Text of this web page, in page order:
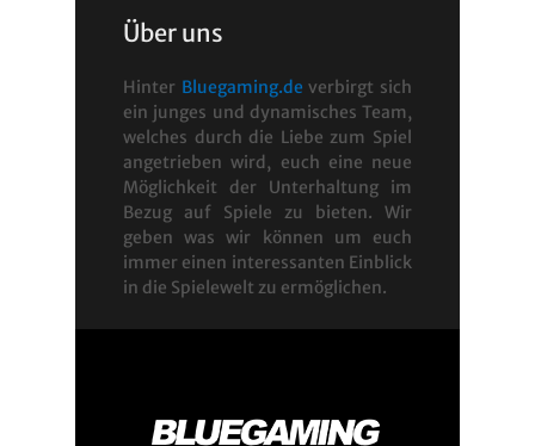
Über uns
Hinter Bluegaming.de verbirgt sich
ein junges und dynamisches Team,
welches durch die Liebe zum Spiel
angetrieben wird, euch eine neue
Möglichkeit der Unterhaltung im
Bezug auf Spiele zu bieten. Wir
geben was wir können um euch
immer einen interessanten Einblick
in die Spielewelt zu ermöglichen.